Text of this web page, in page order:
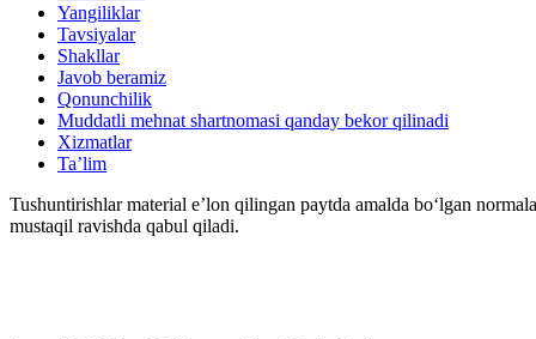
Yangiliklar
Tavsiyalar
Shakllar
Javob beramiz
Qonunchilik
Muddatli mehnat shartnomasi qanday bekor qilinadi
Xizmatlar
Ta’lim
Tushuntirishlar material e’lon qilingan paytda amalda boʻlgan
mustaqil ravishda qabul qiladi.